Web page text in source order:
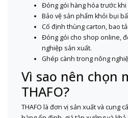
Đóng gói hàng hóa trước khi
Bảo vệ sản phẩm khỏi bụi
Cố định thùng carton, bao
Đóng gói cho shop online,
nghiệp sản xuất.
Ghép cành trong nông
Vì sao nên chọn
THAFO?
THAFO là đơn vị sản xuất và cung